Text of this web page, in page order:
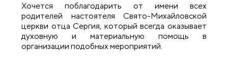
Хочется поблагодарить от имени всех
родителей настоятеля Свято-Михайловской
церкви отца Сергия, который всегда оказывает
духовную и материальную помощь в
организации подобных мероприятий.